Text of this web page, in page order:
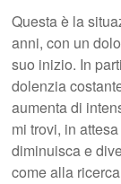
Questa è la
anni, con un
suo inizio. In
dolenzia
aumenta di
mi trovi, in
diminuisca e
come alla